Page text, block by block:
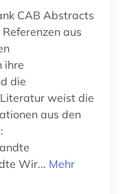
CAB Abstracts
aus
ihre
die
weist die
aus den
Wir... Mehr